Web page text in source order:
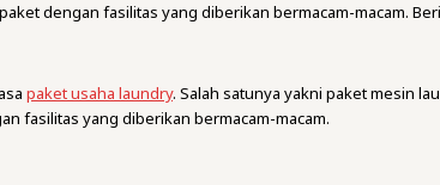
dengan fasilitas yang diberikan bermacam-macam.
paket usaha laundry. Salah satunya yakni paket mesin
fasilitas yang diberikan bermacam-macam.